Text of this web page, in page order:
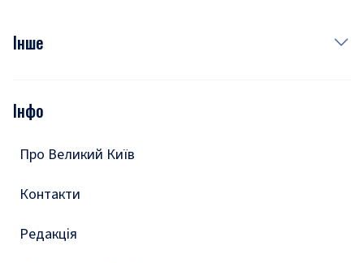
Фото
Подкасти
Інше
Тести
Інфо
Про Великий Київ
Контакти
Редакція